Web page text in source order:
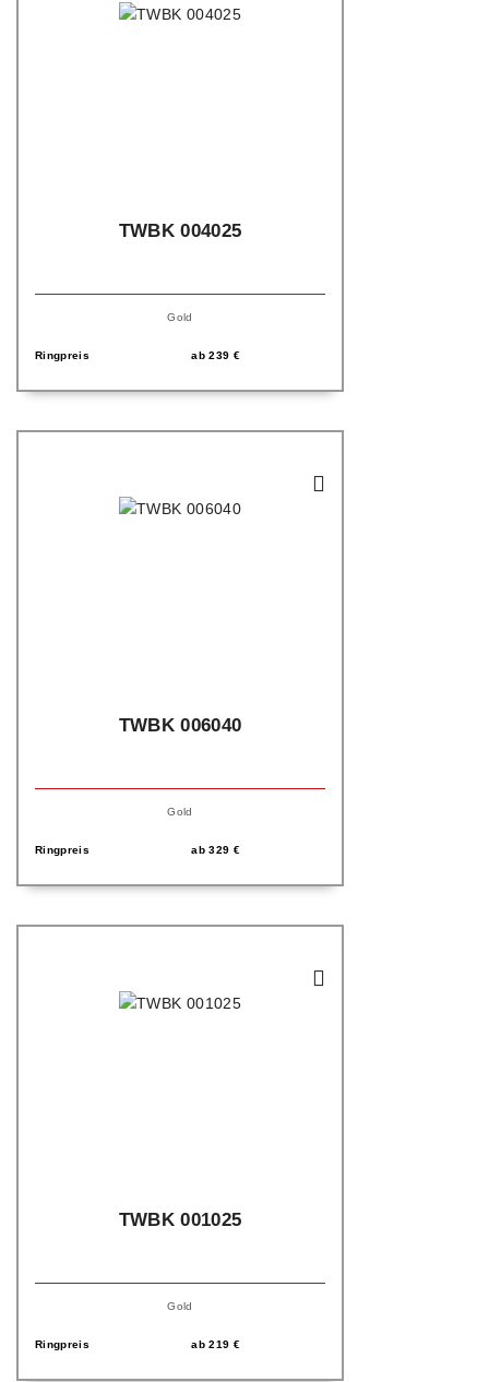
TWBK 004025
Gold
Ringpreis ab239 €
TWBK 006040
Gold
Ringpreis ab329 €
TWBK 001025
Gold
Ringpreis ab219 €